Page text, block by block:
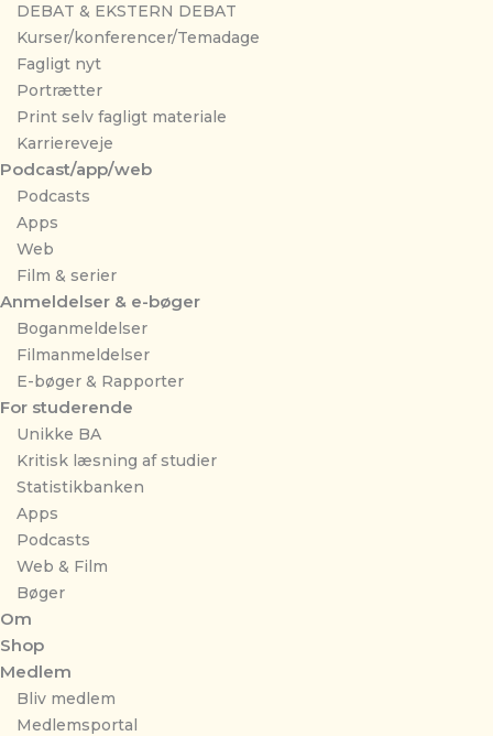
DEBAT & EKSTERN DEBAT
Kurser/konferencer/Temadage
Fagligt nyt
Portrætter
Print selv fagligt materiale
Karriereveje
Podcast/app/web
Podcasts
Apps
Web
Film & serier
Anmeldelser & e-bøger
Boganmeldelser
Filmanmeldelser
E-bøger & Rapporter
For studerende
Unikke BA
Kritisk læsning af studier
Statistikbanken
Apps
Podcasts
Web & Film
Bøger
Om
Shop
Medlem
Bliv medlem
Medlemsportal